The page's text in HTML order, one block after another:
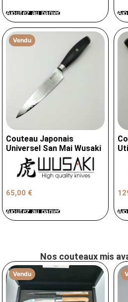
Ajoutez au panier
Vendu
Couteau Japonais
Universel San Mai Wusaki
65,00 €
Ajoutez au panier
Nos couteaux mis
Vendu